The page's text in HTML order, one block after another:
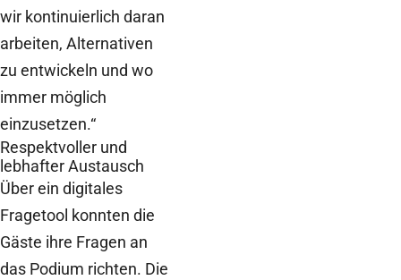
wir kontinuierlich daran
arbeiten, Alternativen
zu entwickeln und wo
immer möglich
einzusetzen.“
Respektvoller und
lebhafter Austausch
Über ein digitales
Fragetool konnten die
Gäste ihre Fragen an
das Podium richten. Die